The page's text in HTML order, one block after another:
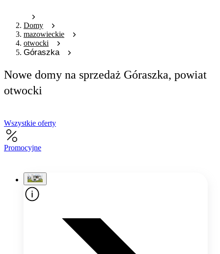
Domy
mazowieckie
otwocki
Góraszka
Nowe domy na sprzedaż Góraszka, powiat
otwocki
Wszystkie oferty
Promocyjne